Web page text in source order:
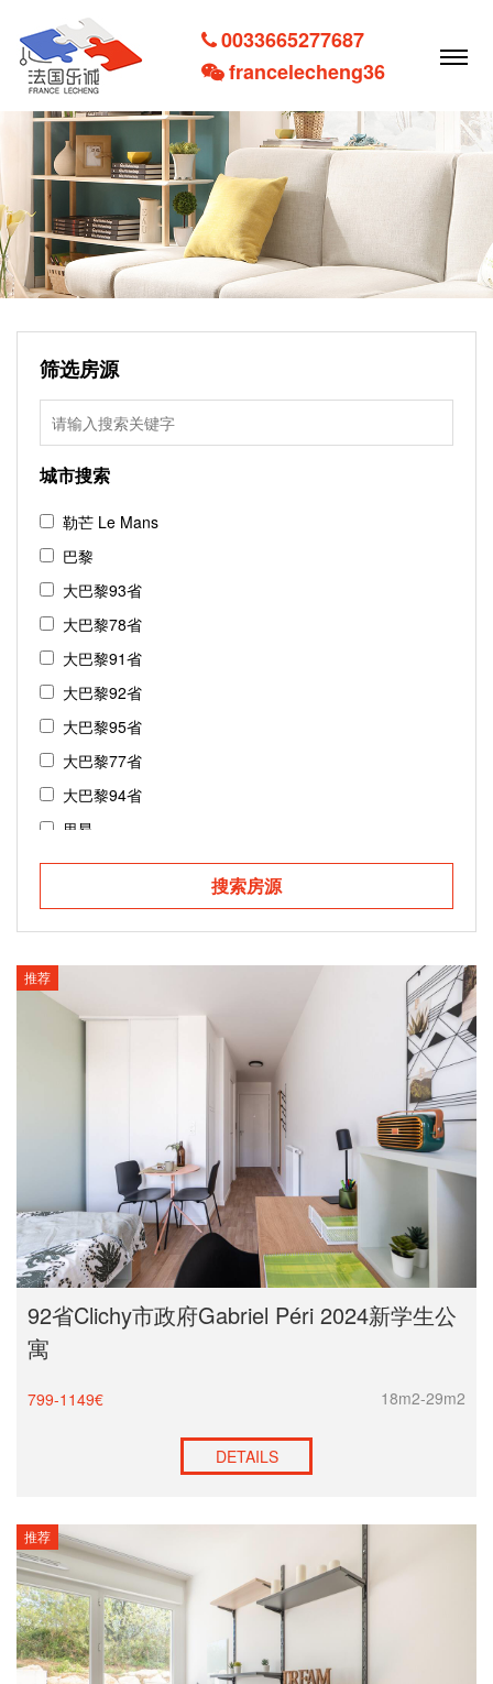
0033665277687
francelecheng36
筛选房源
城市搜索
勒芒 Le Mans
巴黎
大巴黎93省
大巴黎78省
大巴黎91省
大巴黎92省
大巴黎95省
大巴黎77省
大巴黎94省
里昂
斯特拉斯堡
图卢兹
尼斯
昂热
第戎
普罗旺斯地区艾克斯
雷恩
蒙彼利埃
波尔多
南特
兰斯
搜索房源
推荐
92省Clichy市政府Gabriel Péri 2024新学生公
寓
799-1149€ 18m2-29m2
DETAILS
推荐